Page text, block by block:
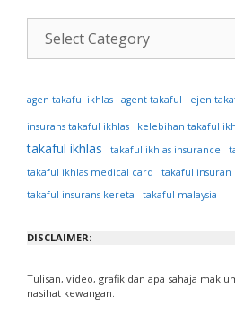
Kategori
Artikel
agen takaful ikhlas agent takaful ejen
insurans takaful ikhlas kelebihan takaful
takaful ikhlas takaful ikhlas insurance
takaful ikhlas medical card
takaful insuran
takaful insurans kereta
takaful malaysia
DISCLAIMER:
Tulisan, video, grafik dan apa sahaja
nasihat kewangan.